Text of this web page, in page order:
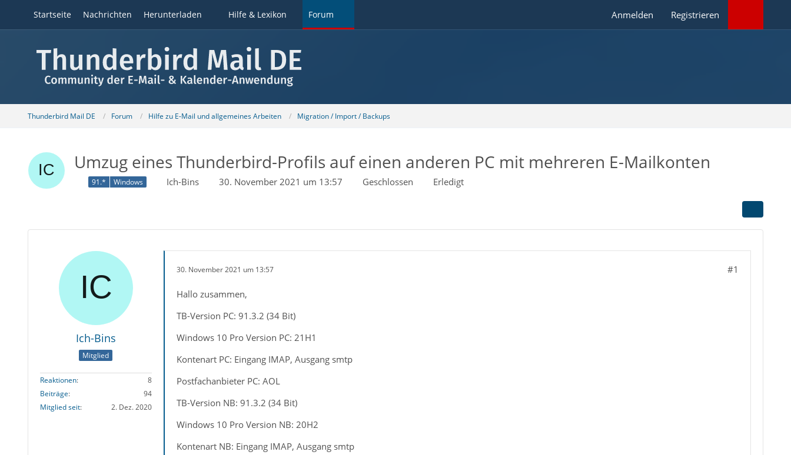
Startseite Nachrichten Herunterladen Hilfe & Lexikon Forum Anmelden Registrieren
Thunderbird Mail DE Forum Hilfe zu E-Mail und allgemeines Arbeiten Migration / Import / Backups
Umzug eines Thunderbird-Profils auf einen anderen PC mit mehreren E-Mailkonten
91.* Windows Ich-Bins 30. November 2021 um 13:57 Geschlossen Erledigt
Ich-Bins
Mitglied
Reaktionen
8
Beiträge
94
Mitglied seit
2. Dez. 2020
30. November 2021 um 13:57 #1
Hallo zusammen,
TB-Version PC: 91.3.2 (34 Bit)
Windows 10 Pro Version PC: 21H1
Kontenart PC: Eingang IMAP, Ausgang smtp
Postfachanbieter PC: AOL
TB-Version NB: 91.3.2 (34 Bit)
Windows 10 Pro Version NB: 20H2
Kontenart NB: Eingang IMAP, Ausgang smtp